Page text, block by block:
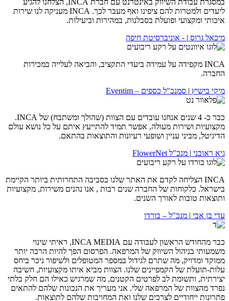
ליעדים ולמטרות להם ציפינו ואף מעבר לכך. INCA מעניקה לנו שירות
איכותי ומקצועי ופועלת בסבלנות, במהירות וביעילות.
מיכאל גרוס | - אוניברסיטת חיפה
INCA מקפידה על עמידה ביעדי התקציב, והביאה לעלייה במכירות
החברה.
מיקי בישיץ | סמנכ"ל כספים – Eventim
כבר כ- 4 שנים אנחנו עובדים עם הצוות (שהולך ומשתבח) של INCA.
מקצועיות ושירות מעולה, אפשר תמיד להתייעץ איתם על כל נושא עולם
הדיגיטל, מביני עניין ושופעי רעיונות והתוצאות בהתאם.
גיא ראובני | מנכ"ל FlowerNet
INCA הצליחה לקדם את האתר שלנו בסביבה התחרותית ביותר הקיימת
בישראל. כלקוחות של החברה שנים רבות , אנו נהנים משירות, מקצועיות
ותוצאות טובות לאורך השנים.
עדי בן אבי | מנכ"ל – בורדו
כבר מהחודש הראשון לעבודה עם INCA MEDIA, ראיתי שינוי
משמעותי בניהול השיווק של המרפאה. הפרסום הפך להיות הרבה יותר
ממוקד ומדויק, מה שתרם לגידול במספר המטופלים ולשיפור ניכר ביחס
עלות-תועלת של הקמפיינים שלנו. הצוות מביא איתו מקצועיות, חשיבה
יצירתית, ותשומת לב לפרטים הקטנים, מה שמרגיש כאילו הם חלק בלתי
נפרד מהצוות של המרפאה שלי. אני מעריך את הנכונות שלהם להתאים
פתרונות ייחודיים לצרכים שלנו ואת המחויבות שלהם לתוצאות.